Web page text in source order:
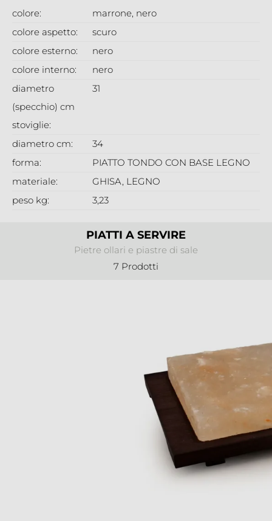
PIATTI A SERVIRE
Pietre ollari e piastre di sale
7 Prodotti
colore:
marrone, nero
colore aspetto:
scuro
colore esterno:
nero
colore interno:
nero
diametro
(specchio) cm
stoviglie:
31
diametro cm:
34
forma:
PIATTO TONDO CON BASE LEGNO
materiale:
GHISA, LEGNO
peso kg:
3,23